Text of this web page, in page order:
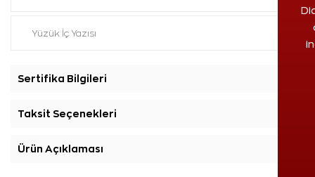
Sertifika Bilgileri
Taksit Seçenekleri
Ürün Açıklaması